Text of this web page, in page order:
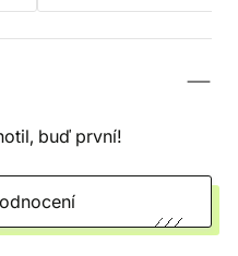
buď první!